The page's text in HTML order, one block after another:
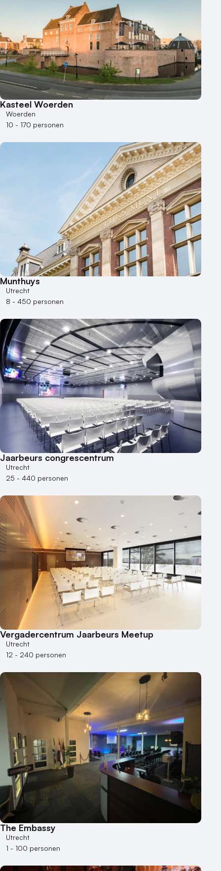
Groene locatie
Heisessie
Hotel
Hybride events
Industriële locatie
Kasteel en landgoed
Kleine / intieme locatie
Locaties aan zee
Museum
Kasteel Woerden
Woerden
10 - 170 personen
Munthuys
Utrecht
8 - 450 personen
Jaarbeurs congrescentrum
Utrecht
25 - 440 personen
Vergadercentrum Jaarbeurs Meetup
Utrecht
12 - 240 personen
The Embassy
Utrecht
1 - 100 personen